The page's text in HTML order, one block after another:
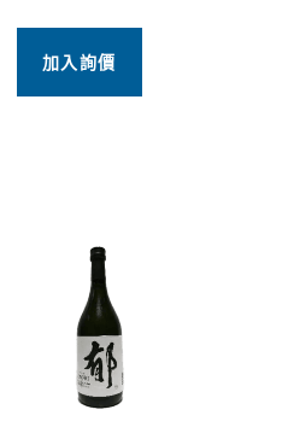
加入詢價